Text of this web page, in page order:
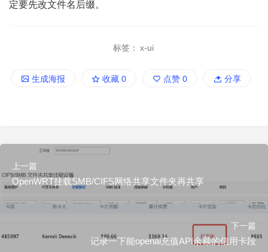
定要先改文件名后缀。
标签： x-ui
生成海报 收藏 0 点赞 0 分享
上一篇
OpenWRT挂载SMB/CIFS网络共享文件夹再共享
下一篇
记录一下能openai充值API余额的信用卡段